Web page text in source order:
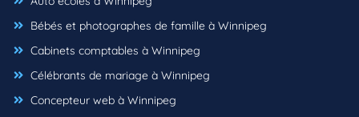
Bébés et photographes de famille à Winnipeg
Cabinets comptables à Winnipeg
Célébrants de mariage à Winnipeg
Concepteur web à Winnipeg